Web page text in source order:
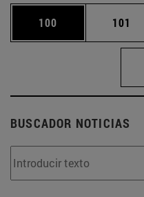
Página
100 Página
101
BUSCADOR NOTICIAS